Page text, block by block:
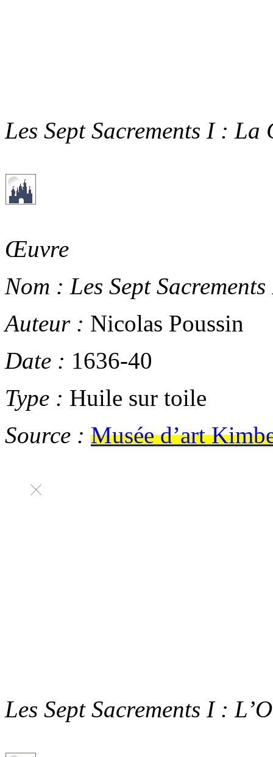
Les Sept Sacrements I :
Œuvre
Nom : Les Sept
Auteur : Nicolas Poussin
Date : 1636-40
Type : Huile sur toile
Source : Musée d’art
Les Sept Sacrements I :